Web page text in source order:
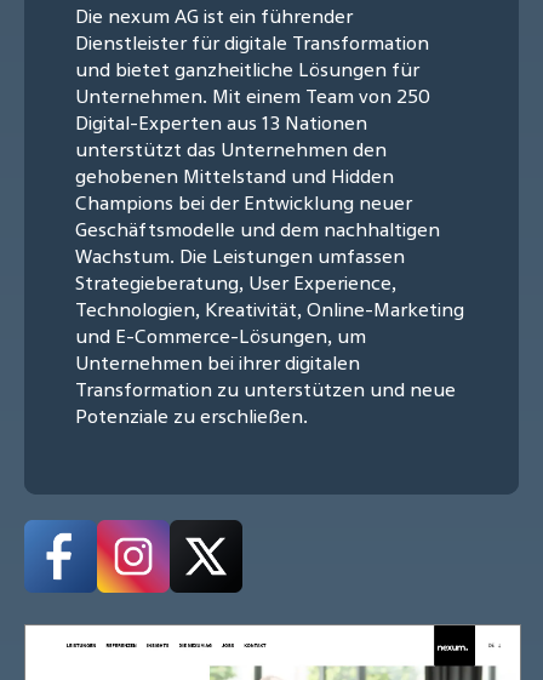
Die nexum AG ist ein führender
Dienstleister für digitale Transformation
und bietet ganzheitliche Lösungen für
Unternehmen. Mit einem Team von 250
Digital-Experten aus 13 Nationen
unterstützt das Unternehmen den
gehobenen Mittelstand und Hidden
Champions bei der Entwicklung neuer
Geschäftsmodelle und dem nachhaltigen
Wachstum. Die Leistungen umfassen
Strategieberatung, User Experience,
Technologien, Kreativität, Online-Marketing
und E-Commerce-Lösungen, um
Unternehmen bei ihrer digitalen
Transformation zu unterstützen und neue
Potenziale zu erschließen.